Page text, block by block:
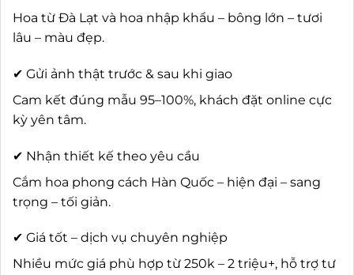
Hoa từ Đà Lạt và hoa nhập khẩu – bông lớn – tươi
lâu – màu đẹp.
✔ Gửi ảnh thật trước & sau khi giao
Cam kết đúng mẫu 95–100%, khách đặt online cực
kỳ yên tâm.
✔ Nhận thiết kế theo yêu cầu
Cắm hoa phong cách Hàn Quốc – hiện đại – sang
trọng – tối giản.
✔ Giá tốt – dịch vụ chuyên nghiệp
Nhiều mức giá phù hợp từ 250k – 2 triệu+, hỗ trợ tư